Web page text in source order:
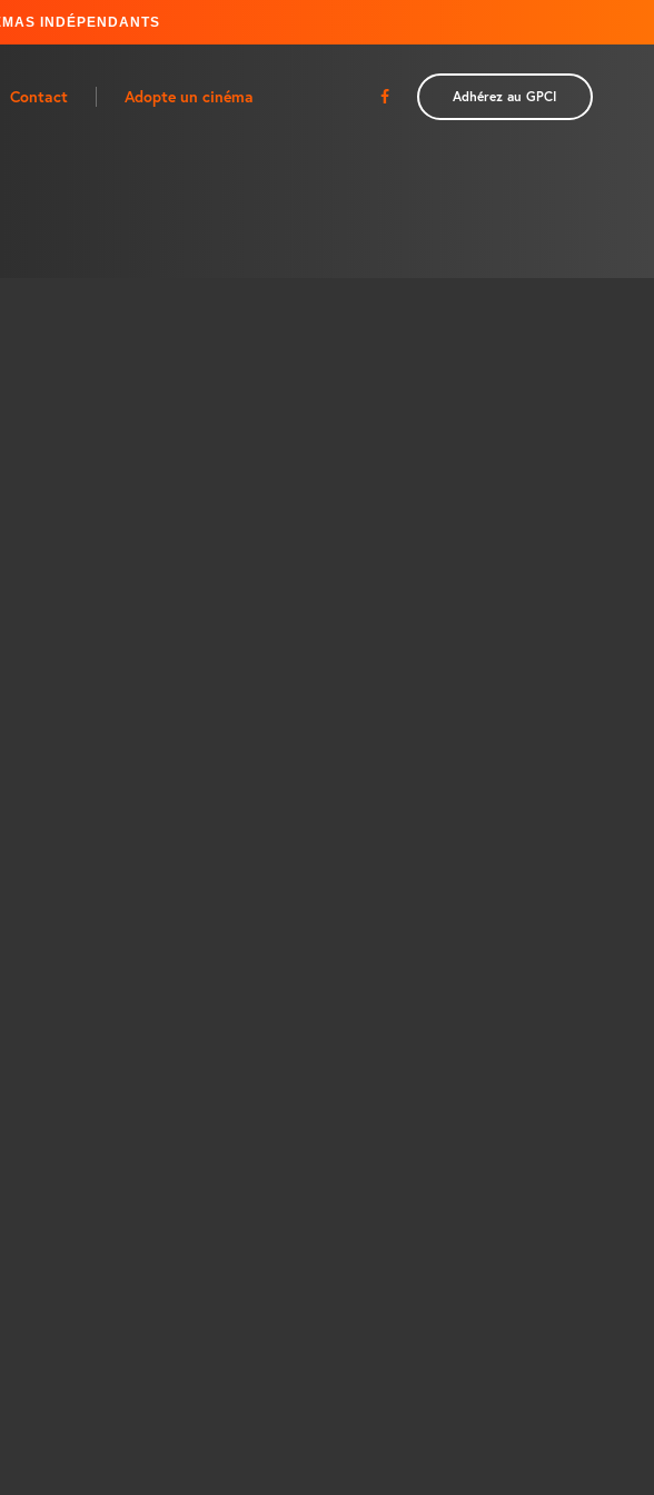
INDÉPENDANTS
Contact Adopte un cinéma Adhérez au GPCI